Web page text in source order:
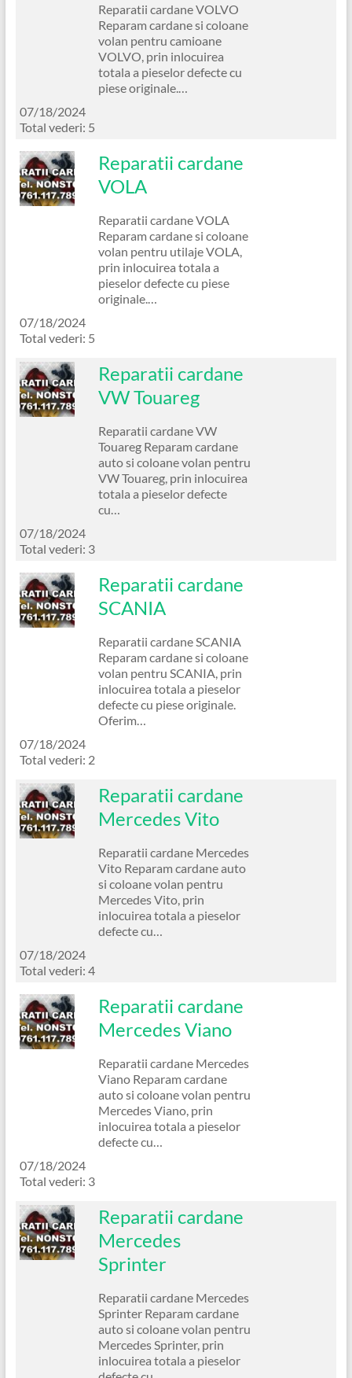
Reparatii cardane VOLVO
Reparam cardane si coloane
volan pentru camioane
VOLVO, prin inlocuirea
totala a pieselor defecte cu
piese originale.…
07/18/2024
Total vederi: 5
Reparatii cardane
VOLA
Reparatii cardane VOLA
Reparam cardane si coloane
volan pentru utilaje VOLA,
prin inlocuirea totala a
pieselor defecte cu piese
originale.…
07/18/2024
Total vederi: 5
Reparatii cardane
VW Touareg
Reparatii cardane VW
Touareg Reparam cardane
auto si coloane volan pentru
VW Touareg, prin inlocuirea
totala a pieselor defecte
cu…
07/18/2024
Total vederi: 3
Reparatii cardane
SCANIA
Reparatii cardane SCANIA
Reparam cardane si coloane
volan pentru SCANIA, prin
inlocuirea totala a pieselor
defecte cu piese originale.
Oferim…
07/18/2024
Total vederi: 2
Reparatii cardane
Mercedes Vito
Reparatii cardane Mercedes
Vito Reparam cardane auto
si coloane volan pentru
Mercedes Vito, prin
inlocuirea totala a pieselor
defecte cu…
07/18/2024
Total vederi: 4
Reparatii cardane
Mercedes Viano
Reparatii cardane Mercedes
Viano Reparam cardane
auto si coloane volan pentru
Mercedes Viano, prin
inlocuirea totala a pieselor
defecte cu…
07/18/2024
Total vederi: 3
Reparatii cardane
Mercedes
Sprinter
Reparatii cardane Mercedes
Sprinter Reparam cardane
auto si coloane volan pentru
Mercedes Sprinter, prin
inlocuirea totala a pieselor